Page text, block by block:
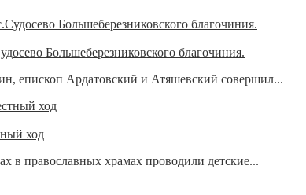
Большеберезниковского благочиния.
епископ Ардатовский и Атяшевский совершил...
ход
в православных храмах проводили детские...